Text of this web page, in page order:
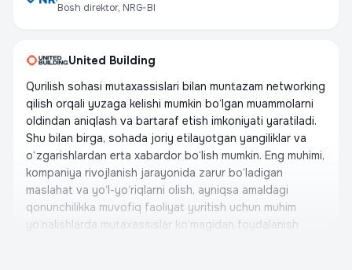
Bosh direktor, NRG-BI
United Building
Qurilish sohasi mutaxassislari bilan muntazam networking
qilish orqali yuzaga kelishi mumkin bo‘lgan muammolarni
oldindan aniqlash va bartaraf etish imkoniyati yaratiladi.
Shu bilan birga, sohada joriy etilayotgan yangiliklar va
o‘zgarishlardan erta xabardor bo‘lish mumkin. Eng muhimi,
kompaniya rivojlanish jarayonida zarur bo‘ladigan
maslahat va yo‘l-yo‘riqlarni olish, ayniqsa amaldagi
qonunchilikka muvofiq faoliyat yuritish uchun muhim
yo‘nalishlarda mutaxassislar ko‘magidan foydalanish